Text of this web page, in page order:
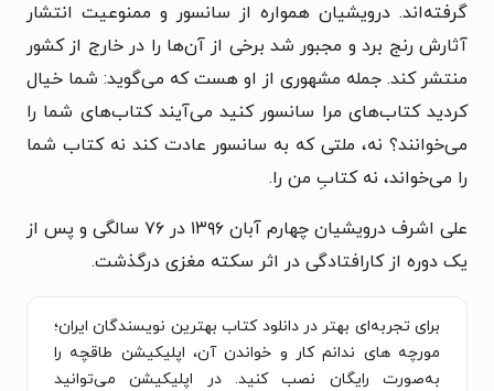
گرفته‌اند. درویشیان همواره از سانسور و ممنوعیت انتشار
آثارش رنج برد و مجبور شد برخی از آن‌ها را در خارج از کشور
منتشر کند. جمله‌ مشهوری از او هست که می‌گوید: شما خیال
کردید کتاب‌های مرا سانسور کنید می‌آیند کتاب‌های شما را
می‌خوانند؟ نه، ملتی که به سانسور عادت کند نه کتاب شما
را می‌خواند، نه کتابِ من را.
علی اشرف درویشیان چهارم آبان ۱۳۹۶ در ۷۶ سالگی و پس از
یک دوره از کارافتادگی در اثر سکته مغزی درگذشت.
برای تجربه‌ای بهتر در دانلود کتاب بهترین نویسندگان ایران؛
مورچه های ندانم کار و خواندن آن، اپلیکیشن طاقچه را
به‌صورت رایگان نصب کنید. در اپلیکیشن می‌توانید